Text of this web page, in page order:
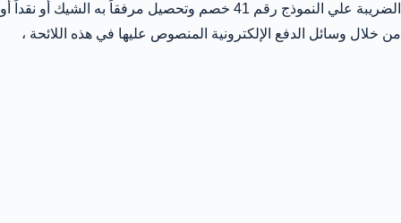
الضريبة علي النموذج رقم 41 خصم وتحصيل مرفقاً به الشيك أو نقداً أو
من خلال وسائل الدفع الإلكترونية المنصوص عليها في هذه اللائحة ،